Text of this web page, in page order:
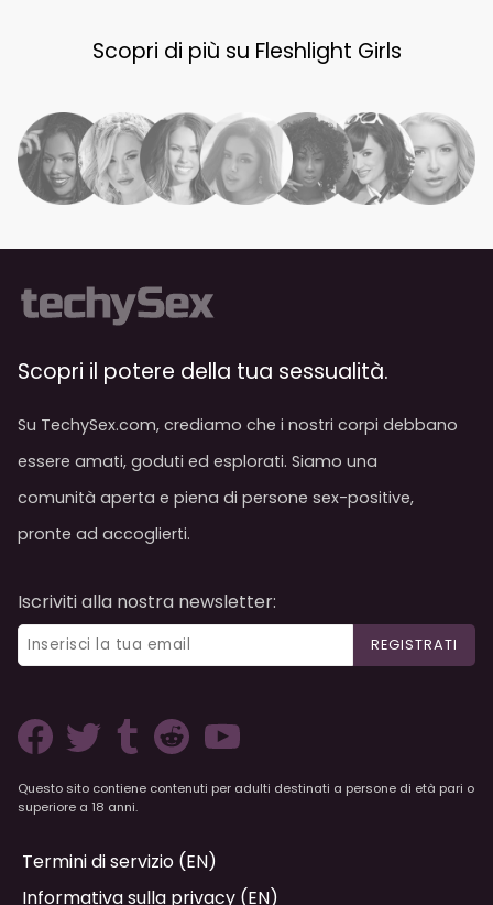
Scopri di più su Fleshlight Girls
Scopri il potere della tua sessualità.
Su TechySex.com, crediamo che i nostri corpi debbano
essere amati, goduti ed esplorati. Siamo una
comunità aperta e piena di persone sex-positive,
pronte ad accoglierti.
Iscriviti alla nostra newsletter:
REGISTRATI
Questo sito contiene contenuti per adulti destinati a persone di età pari o
superiore a 18 anni.
Termini di servizio (EN)
Informativa sulla privacy (EN)